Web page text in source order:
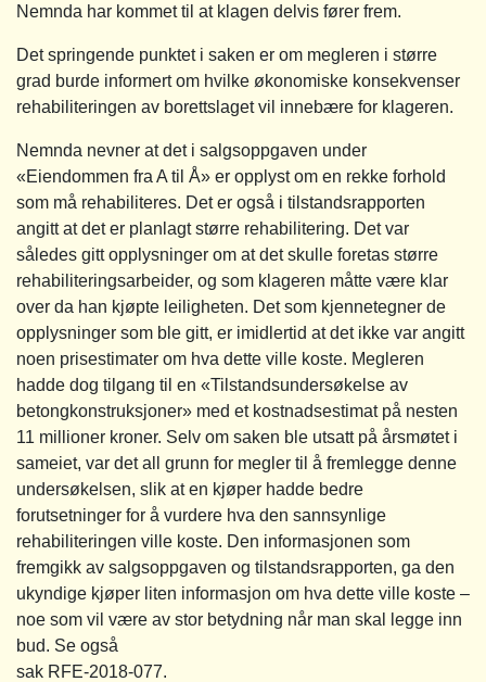
Nemnda har kommet til at klagen delvis fører frem.
Det springende punktet i saken er om megleren i større
grad burde informert om hvilke økonomiske konsekvenser
rehabiliteringen av borettslaget vil innebære for klageren.
Nemnda nevner at det i salgsoppgaven under
«Eiendommen fra A til Å» er opplyst om en rekke forhold
som må rehabiliteres. Det er også i tilstandsrapporten
angitt at det er planlagt større rehabilitering. Det var
således gitt opplysninger om at det skulle foretas større
rehabiliteringsarbeider, og som klageren måtte være klar
over da han kjøpte leiligheten. Det som kjennetegner de
opplysninger som ble gitt, er imidlertid at det ikke var angitt
noen prisestimater om hva dette ville koste. Megleren
hadde dog tilgang til en «Tilstandsundersøkelse av
betongkonstruksjoner» med et kostnadsestimat på nesten
11 millioner kroner. Selv om saken ble utsatt på årsmøtet i
sameiet, var det all grunn for megler til å fremlegge denne
undersøkelsen, slik at en kjøper hadde bedre
forutsetninger for å vurdere hva den sannsynlige
rehabiliteringen ville koste. Den informasjonen som
fremgikk av salgsoppgaven og tilstandsrapporten, ga den
ukyndige kjøper liten informasjon om hva dette ville koste –
noe som vil være av stor betydning når man skal legge inn
bud. Se også
sak RFE-2018-077.